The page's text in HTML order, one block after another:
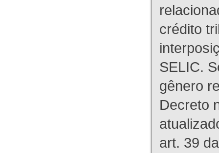
crédito
SELIC.
gênero
Decreto
art. 39